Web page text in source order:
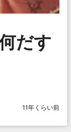
だす
11年くらい前